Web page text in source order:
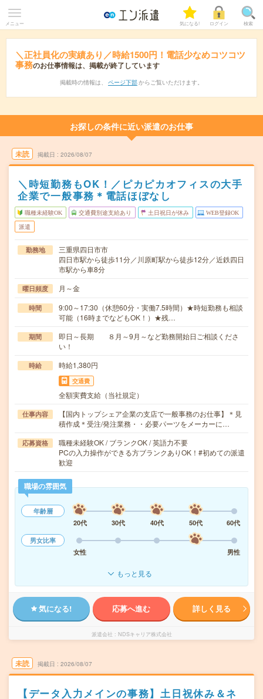
メニュー 気になる! ログイン 検索
＼正社員化の実績あり／時給1500円！電話少なめコツコツ
事務のお仕事情報は、掲載が終了しています
掲載時の情報は、 ページ下部 からご覧いただけます。
お探しの条件に近い派遣のお仕事
未読 掲載日 2026/08/07
＼時短勤務もOK！／ピカピカオフィスの大手
企業で一般事務＊電話ほぼなし
職種未経験OK 交通費別途支給あり 土日祝日が休み WEB登録OK
派遣
勤務地
三重県四日市市
四日市駅から徒歩11分／川原町駅から徒歩12分／近鉄四日
市駅から車8分
曜日頻度 月～金
時間
9:00～17:30（休憩60分・実働7.5時間）★時短勤務も相談
可能（16時までなどもOK！）★残…
期間
即日～長期 ８月～9月～など勤務開始日ご相談くださ
い！
時給 時給1,380円
交通費
全額実費支給（当社規定）
仕事内容
【国内トップシェア企業の支店で一般事務のお仕事】＊見
積作成＊受注/発注業務・・必要パーツをメーカーに…
応募資格
職種未経験OK / ブランクOK / 英語力不要
PCの入力操作ができる方ブランクありOK！#初めての派遣
歓迎
職場の雰囲気
年齢層
20代
30代 40代 50代
60代
男女比率
女性
男性
もっと見る
気になる! 応募へ進む 詳しく見る
派遣会社 NDSキャリア株式会社
未読 掲載日 2026/08/07
【データ入力メインの事務】土日祝休み＆ネ